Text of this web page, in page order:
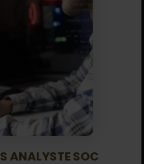
ANALYSTE SOC